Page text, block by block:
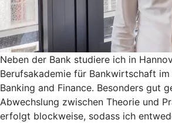
Neben der Bank studiere ich in
Berufsakademie für Bankwirtschaft im
Banking and Finance. Besonders gut
Abwechslung zwischen Theorie und
erfolgt blockweise, sodass ich